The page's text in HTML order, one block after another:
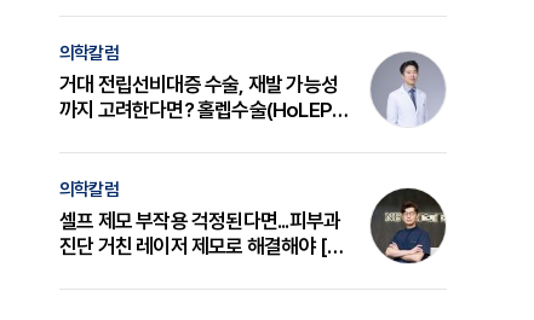
의학칼럼
거대 전립선비대증 수술, 재발 가능성
까지 고려한다면? 홀렙수술(HoLEP)
의학칼럼
셀프 제모 부작용 걱정된다면...피부과
진단 거친 레이저 제모로 해결해야 [변